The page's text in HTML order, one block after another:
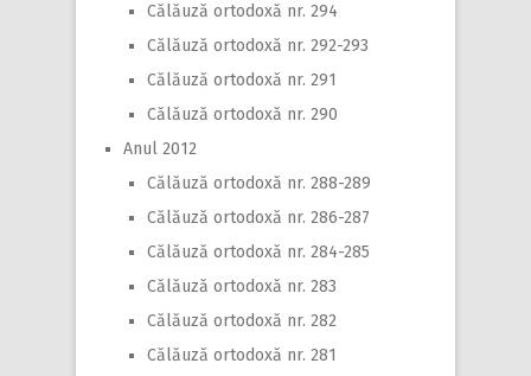
Călăuză ortodoxă nr. 294
Călăuză ortodoxă nr. 292-293
Călăuză ortodoxă nr. 291
Călăuză ortodoxă nr. 290
Anul 2012
Călăuză ortodoxă nr. 288-289
Călăuză ortodoxă nr. 286-287
Călăuză ortodoxă nr. 284-285
Călăuză ortodoxă nr. 283
Călăuză ortodoxă nr. 282
Călăuză ortodoxă nr. 281